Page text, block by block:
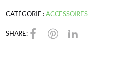
bain,
côté
CATÉGORIE :ACCESSOIRES
SHARE: